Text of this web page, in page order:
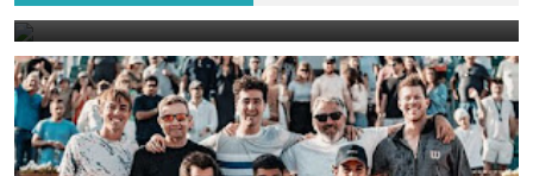
February 10, 2024